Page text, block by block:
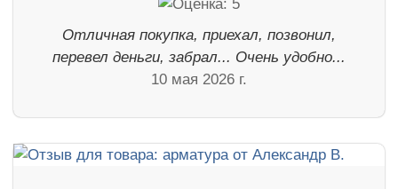
Отличная покупка, приехал, позвонил,
перевел деньги, забрал... Очень удобно...
10 мая 2026 г.